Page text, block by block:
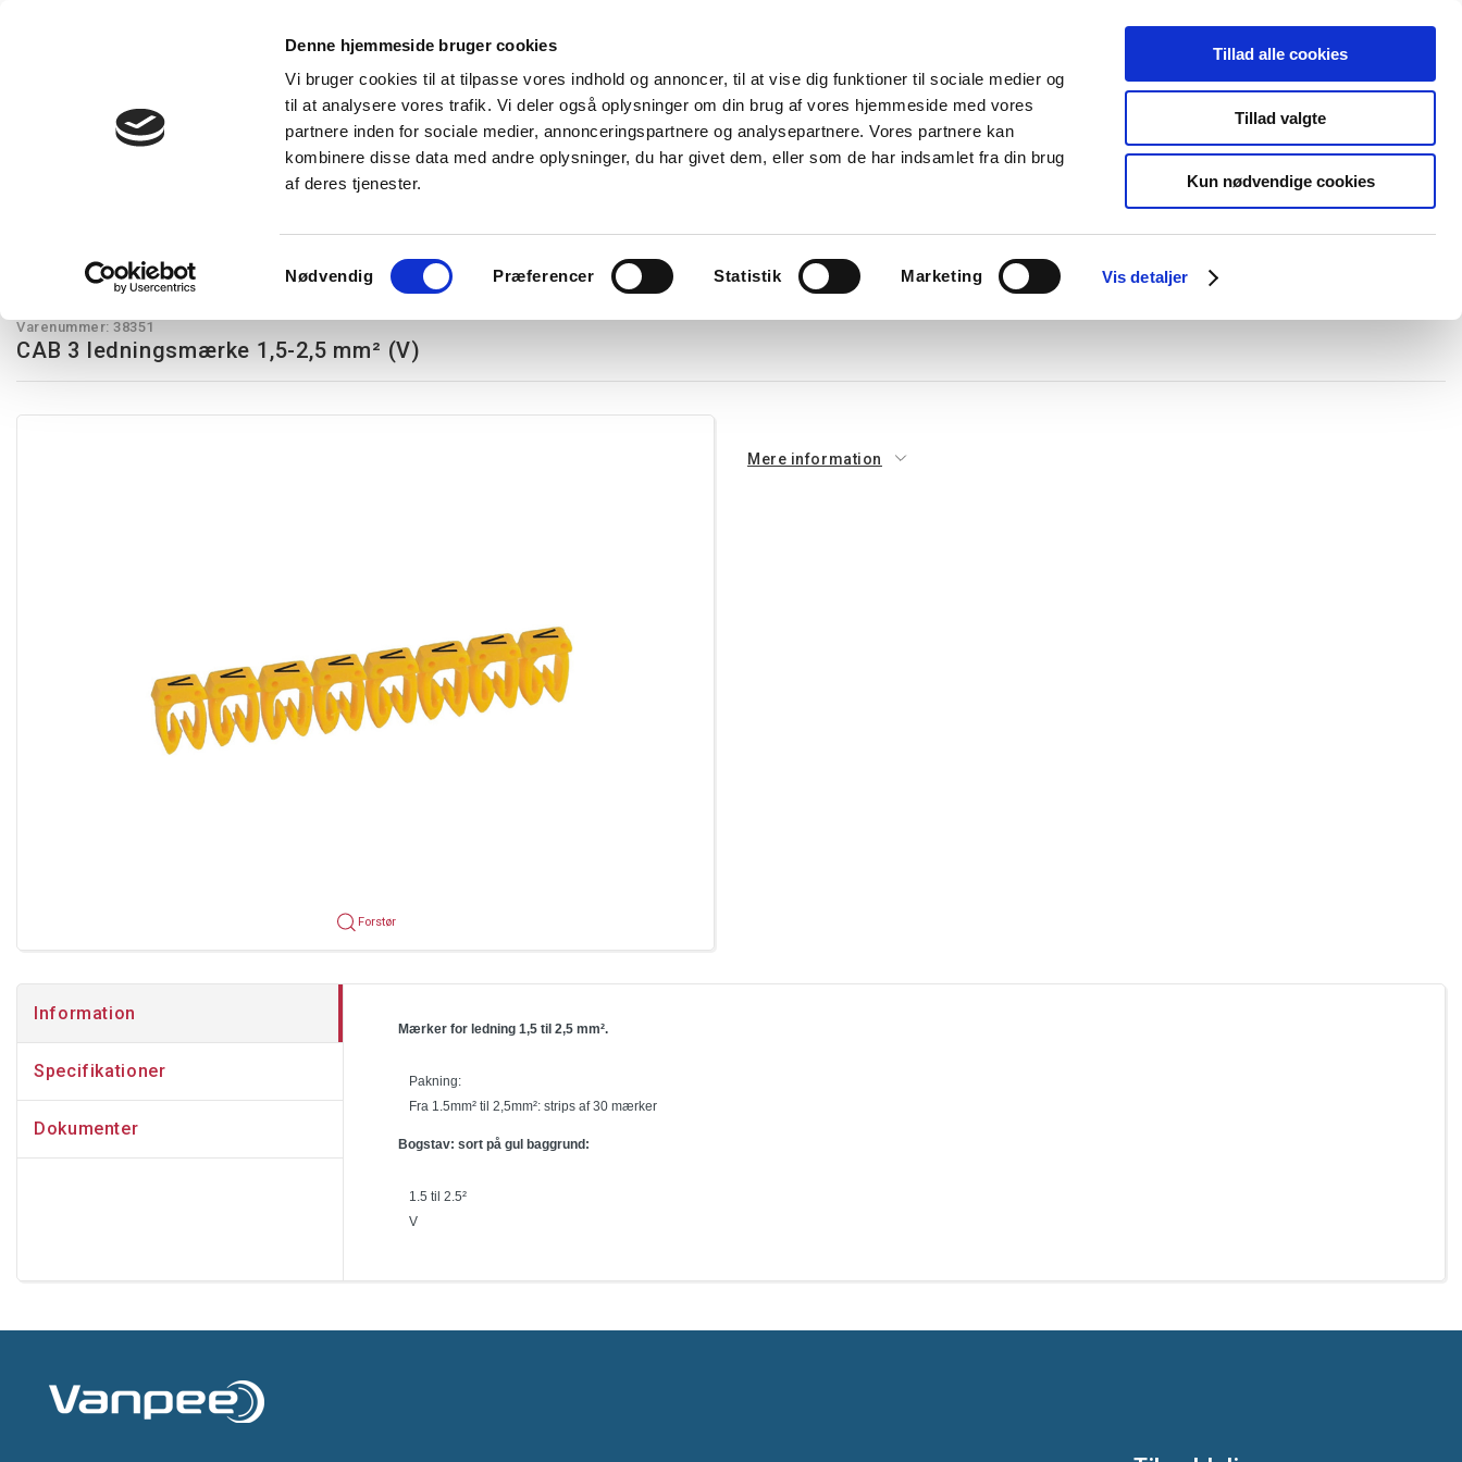
Denne hjemmeside bruger cookies
Vi bruger cookies til at tilpasse vores indhold og annoncer, til at vise dig funktioner til sociale medier og
til at analysere vores trafik. Vi deler også oplysninger om din brug af vores hjemmeside med vores
partnere inden for sociale medier, annonceringspartnere og analysepartnere. Vores partnere kan
kombinere disse data med andre oplysninger, du har givet dem, eller som de har indsamlet fra din brug
af deres tjenester.
Nødvendig Præferencer Statistik Marketing Vis detaljer
Tillad alle cookies
Tillad valgte
Kun nødvendige cookies
+45 44 85 90 00
Ny kunde
Produkter Express levering Vidensbank Kurser Referencer Kontakt os
Ledningskanaler Opmærkning Forgreningsmateriel
Varenummer:38351
CAB 3 ledningsmærke 1,5-2,5 mm² (V)
Forstør
Mere information
Information
Specifikationer
Dokumenter
Mærker for ledning 1,5 til 2,5 mm².
Pakning:
Fra 1.5mm² til 2,5mm²: strips af 30 mærker
Bogstav: sort på gul baggrund:
1.5 til 2.5²
V